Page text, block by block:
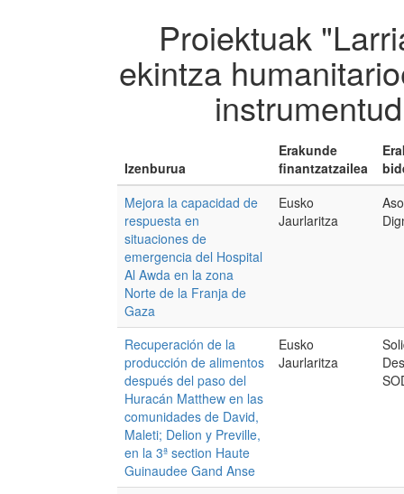
Proiektuak
ekintza
Izenburua
Erakunde
finantzatzailea
Mejora la capacidad de
respuesta en
situaciones de
emergencia del Hospital
Al Awda en la zona
Norte de la Franja de
Gaza
Eusko
Jaurlaritza
Recuperación de la
producción de alimentos
después del paso del
Huracán Matthew en las
comunidades de David,
Maleti; Delion y Preville,
en la 3ª section Haute
Guinaudee Gand Anse
Eusko
Jaurlaritza